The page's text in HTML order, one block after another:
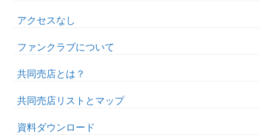
アクセスなし
ファンクラブについて
共同売店とは？
共同売店リストとマップ
資料ダウンロード